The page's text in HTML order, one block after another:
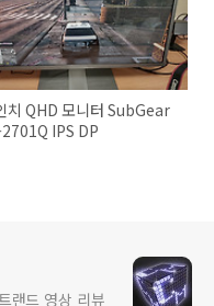
치 QHD 모니터 SubGear
IPS DP
랜드 영상 리뷰